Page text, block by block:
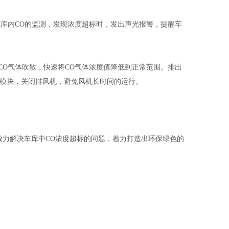
内CO的监测，发现浓度超标时，发出声光报警，提醒车
气体吹散，快速将CO气体浓度值降低到正常范围。排出
块，关闭排风机，避免风机长时间的运行。
力解决车库中CO浓度超标的问题，着力打造出环保绿色的